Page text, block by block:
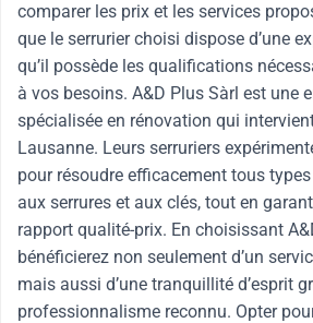
comparer les prix et les services
que le serrurier choisi dispose d’une
qu’il possède les qualifications
à vos besoins. A&D Plus Sàrl est une
spécialisée en rénovation qui
Lausanne. Leurs serruriers
pour résoudre efficacement tous
aux serrures et aux clés, tout en
rapport qualité-prix. En choisissant
bénéficierez non seulement d’un
mais aussi d’une tranquillité d’esprit
professionnalisme reconnu. Opter